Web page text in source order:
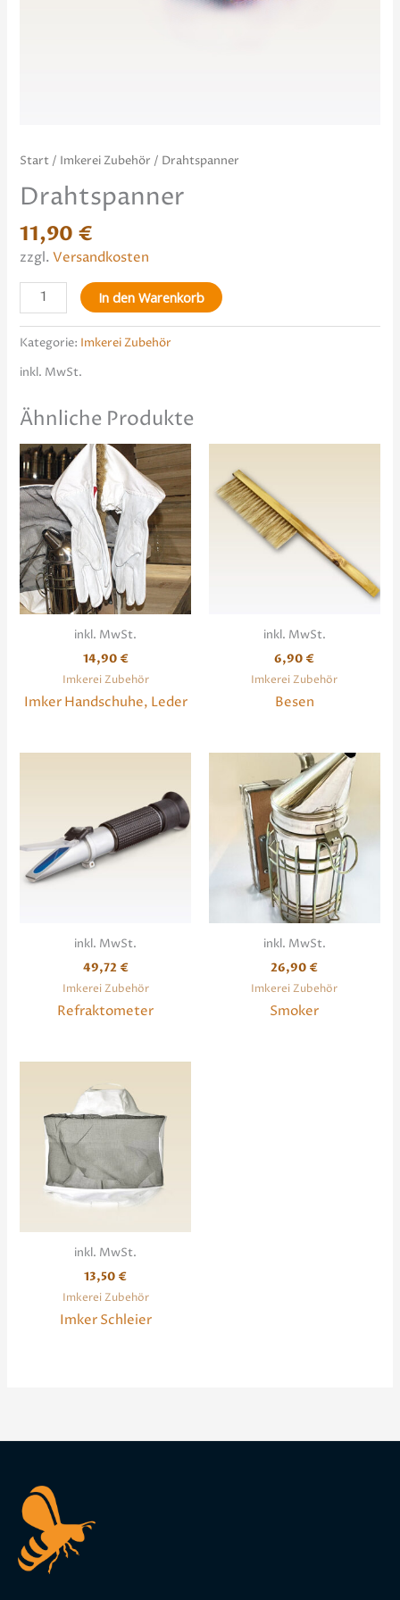
Start / Imkerei Zubehör / Drahtspanner
Drahtspanner
11,90 €
zzgl.Versandkosten
In den Warenkorb
Kategorie: Imkerei Zubehör
inkl. MwSt.
Ähnliche Produkte
inkl. MwSt.
14,90 €
Imkerei Zubehör
Imker Handschuhe, Leder
inkl. MwSt.
6,90 €
Imkerei Zubehör
Besen
inkl. MwSt.
49,72 €
Imkerei Zubehör
Refraktometer
inkl. MwSt.
26,90 €
Imkerei Zubehör
Smoker
inkl. MwSt.
13,50 €
Imkerei Zubehör
Imker Schleier